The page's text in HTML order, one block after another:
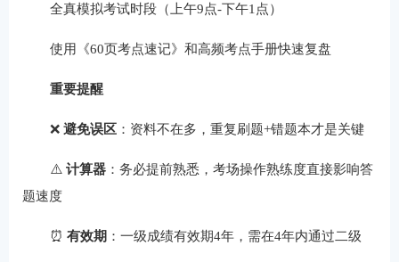
全真模拟考试时段（上午9点-下午1点）
使用《60页考点速记》和高频考点手册快速复盘
重要提醒
❌ 避免误区：资料不在多，重复刷题+错题本才是关键
⚠️ 计算器：务必提前熟悉，考场操作熟练度直接影响答
题速度
⏰ 有效期 ：一级成绩有效期4年，需在4年内通过二级